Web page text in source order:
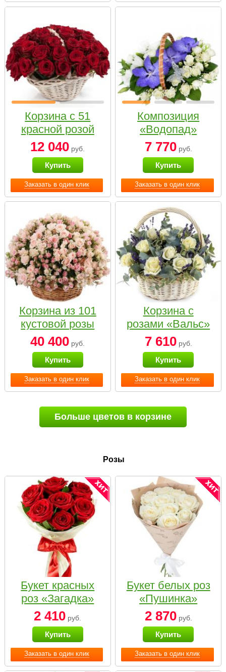
Заказать в один клик
Корзина с 51
красной розой
12 040 руб.
Купить
Заказать в один клик
Композиция
«Водопад»
7 770руб.
Купить
Заказать в один клик
Корзина из 101
кустовой розы
нежных тонов
40 400 руб.
Купить
Заказать в один клик
Корзина с
розами «Вальс»
7 610руб.
Купить
Больше цветов в корзине
Розы
Заказать в один клик
Букет красных
роз «Загадка»
2 410 руб.
Купить
Заказать в один клик
Букет белых роз
«Пушинка»
2 870руб.
Купить